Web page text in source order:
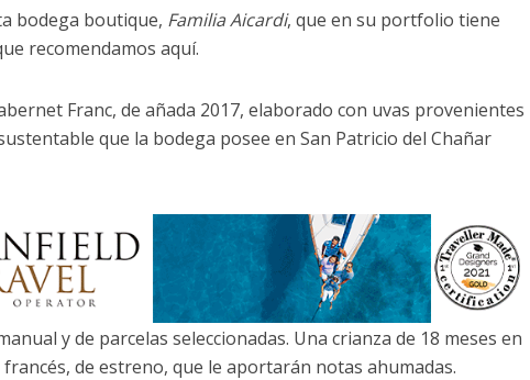
bodega boutique, Familia Aicardi, que en su portfolio tiene
recomendamos aquí.
Franc, de añada 2017, elaborado con uvas provenientes
que la bodega posee en San Patricio del Chañar
y de parcelas seleccionadas. Una crianza de 18 meses en
de estreno, que le aportarán notas ahumadas.